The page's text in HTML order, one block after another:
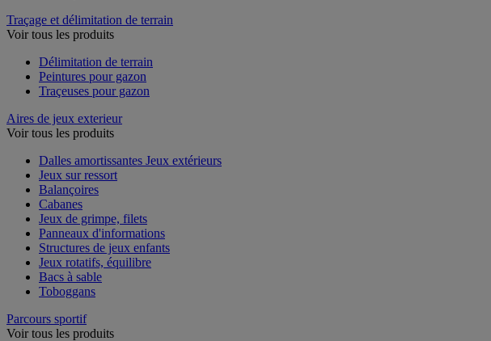
Traçage et délimitation de terrain
Voir tous les produits
Délimitation de terrain
Peintures pour gazon
Traçeuses pour gazon
Aires de jeux exterieur
Voir tous les produits
Dalles amortissantes Jeux extérieurs
Jeux sur ressort
Balançoires
Cabanes
Jeux de grimpe, filets
Panneaux d'informations
Structures de jeux enfants
Jeux rotatifs, équilibre
Bacs à sable
Toboggans
Parcours sportif
Voir tous les produits